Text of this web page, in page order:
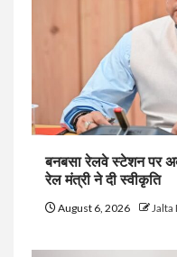
बनबसा रेलवे स्टेशन पर
रेल मंत्री ने दी स्वीकृति
August 6, 2026